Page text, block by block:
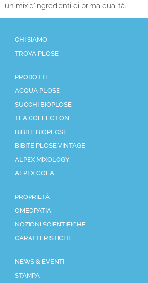
un mix d’ingredienti di prima qualità.
CHI SIAMO
TROVA PLOSE
PRODOTTI
ACQUA PLOSE
SUCCHI BIOPLOSE
TEA COLLECTION
BIBITE BIOPLOSE
BIBITE PLOSE VINTAGE
ALPEX MIXOLOGY
ALPEX COLA
PROPRIETÀ
OMEOPATIA
NOZIONI SCIENTIFICHE
CARATTERISTICHE
NEWS & EVENTI
STAMPA